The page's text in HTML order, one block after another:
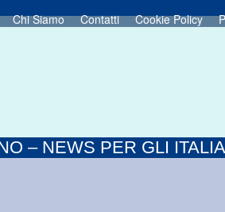
Chi Siamo Contatti Cookie Policy
– NEWS PER GLI